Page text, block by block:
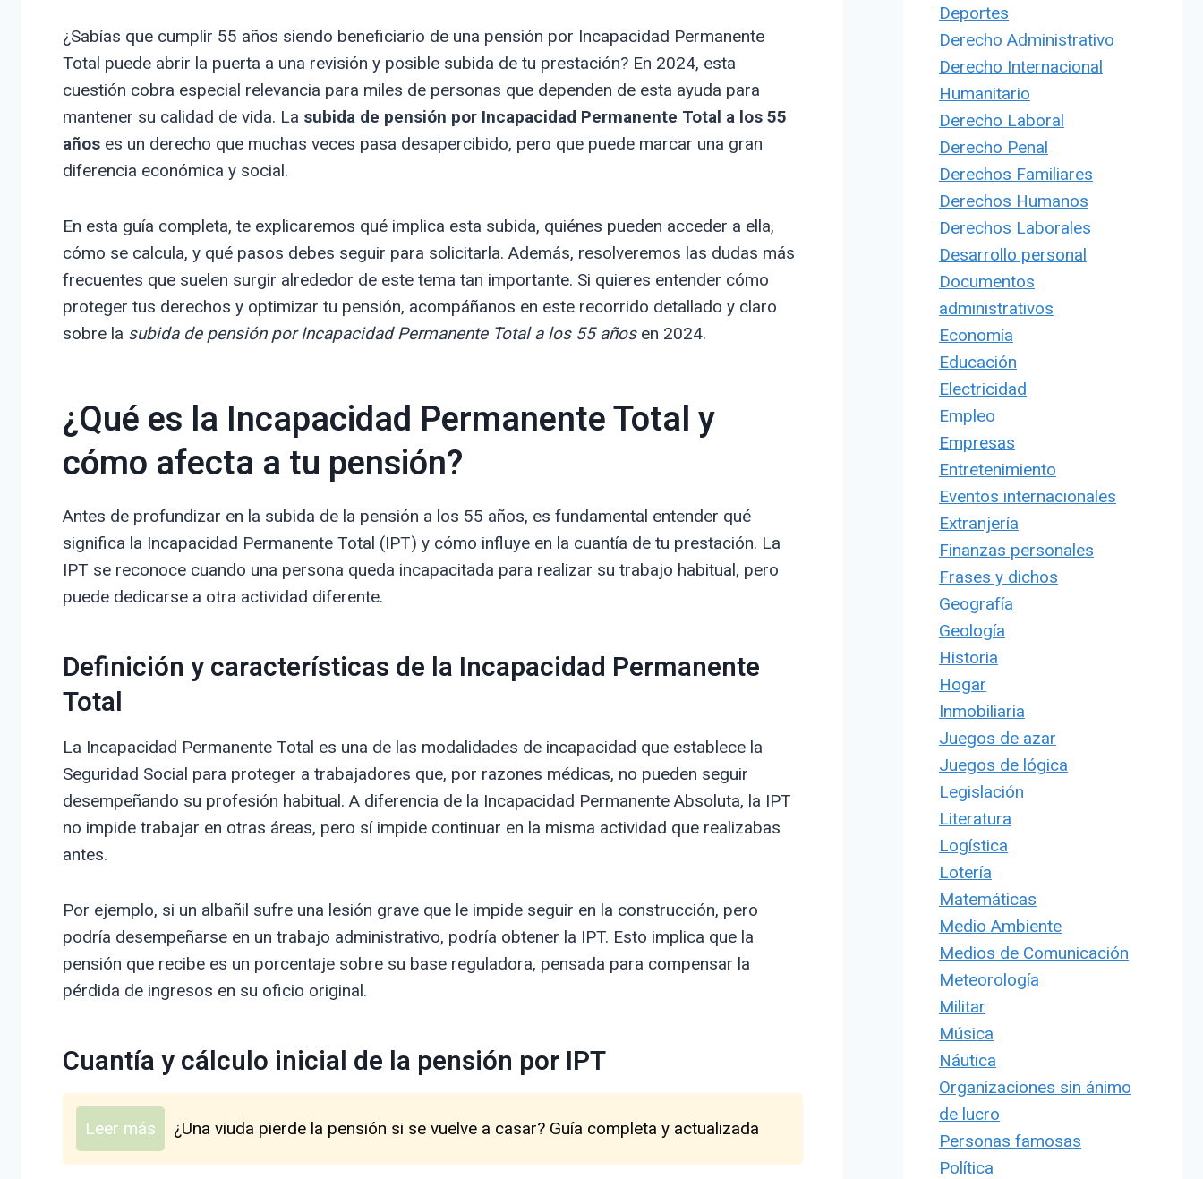
¿Sabías que cumplir 55 años siendo beneficiario de una pensión por Incapacidad Permanente
Total puede abrir la puerta a una revisión y posible subida de tu prestación? En 2024, esta
cuestión cobra especial relevancia para miles de personas que dependen de esta ayuda para
mantener su calidad de vida. La subida de pensión por Incapacidad Permanente Total a los 55
añoses un derecho que muchas veces pasa desapercibido, pero que puede marcar una gran
diferencia económica y social.
En esta guía completa, te explicaremos qué implica esta subida, quiénes pueden acceder a ella,
cómo se calcula, y qué pasos debes seguir para solicitarla. Además, resolveremos las dudas más
frecuentes que suelen surgir alrededor de este tema tan importante. Si quieres entender cómo
proteger tus derechos y optimizar tu pensión, acompáñanos en este recorrido detallado y claro
sobre la subida de pensión por Incapacidad Permanente Total a los 55 añosen 2024.
¿Qué es la Incapacidad Permanente Total y
cómo afecta a tu pensión?
Antes de profundizar en la subida de la pensión a los 55 años, es fundamental entender qué
significa la Incapacidad Permanente Total (IPT) y cómo influye en la cuantía de tu prestación. La
IPT se reconoce cuando una persona queda incapacitada para realizar su trabajo habitual, pero
puede dedicarse a otra actividad diferente.
Definición y características de la Incapacidad Permanente
Total
La Incapacidad Permanente Total es una de las modalidades de incapacidad que establece la
Seguridad Social para proteger a trabajadores que, por razones médicas, no pueden seguir
desempeñando su profesión habitual. A diferencia de la Incapacidad Permanente Absoluta, la IPT
no impide trabajar en otras áreas, pero sí impide continuar en la misma actividad que realizabas
antes.
Por ejemplo, si un albañil sufre una lesión grave que le impide seguir en la construcción, pero
podría desempeñarse en un trabajo administrativo, podría obtener la IPT. Esto implica que la
pensión que recibe es un porcentaje sobre su base reguladora, pensada para compensar la
pérdida de ingresos en su oficio original.
Cuantía y cálculo inicial de la pensión por IPT
Leer más ¿Una viuda pierde la pensión si se vuelve a casar? Guía completa y actualizada
Deportes
Derecho Administrativo
Derecho Internacional
Humanitario
Derecho Laboral
Derecho Penal
Derechos Familiares
Derechos Humanos
Derechos Laborales
Desarrollo personal
Documentos
administrativos
Economía
Educación
Electricidad
Empleo
Empresas
Entretenimiento
Eventos internacionales
Extranjería
Finanzas personales
Frases y dichos
Geografía
Geología
Historia
Hogar
Inmobiliaria
Juegos de azar
Juegos de lógica
Legislación
Literatura
Logística
Lotería
Matemáticas
Medio Ambiente
Medios de Comunicación
Meteorología
Militar
Música
Náutica
Organizaciones sin ánimo
de lucro
Personas famosas
Política